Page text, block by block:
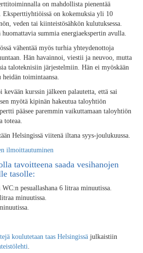
on mahdollista pienentää
on kokemuksia yli 10
veden tai kiinteistösähkön kulutuksessa.
summia energiaekspertin avulla.
vähentää myös turhia yhteydenottoja
Hän havainnoi, viestii ja neuvoo, mutta
taloteknisiin järjestelmiin. Hän ei myöskään
toimintaansa.
kurssin jälkeen palautetta, että sai
myötä kipinän hakeutua taloyhtiön
pääsee paremmin vaikuttamaan taloyhtiön
toteaa.
Helsingissä viitenä iltana syys-joulukuussa.
ilmoittautuminen
tavoitteena saada vesihanojen
tasolle:
pesuallashana 6 litraa minuutissa.
minuutissa.
koulutetaan taas Helsingissä julkaistiin
.